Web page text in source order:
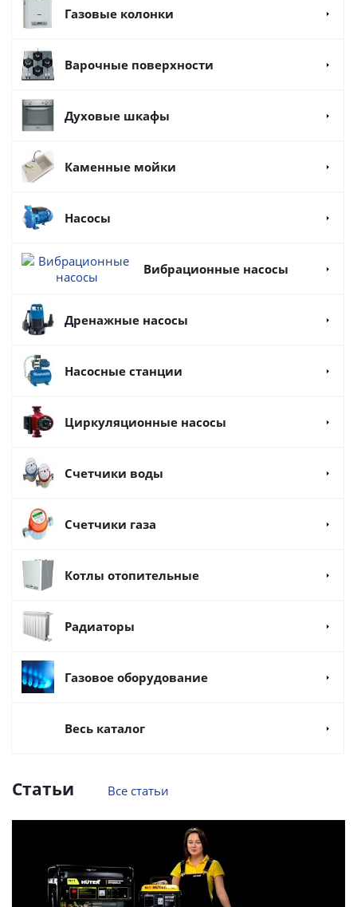
Газовые колонки
Варочные поверхности
Духовые шкафы
Каменные мойки
Насосы
Вибрационные насосы
Дренажные насосы
Насосные станции
Циркуляционные насосы
Счетчики воды
Счетчики газа
Котлы отопительные
Радиаторы
Газовое оборудование
Весь каталог
Статьи Все статьи